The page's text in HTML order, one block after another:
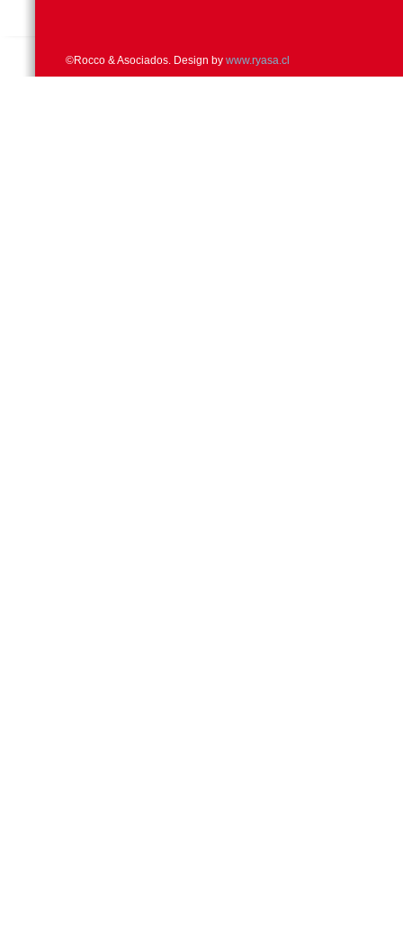
©Rocco & Asociados. Design by www.ryasa.cl